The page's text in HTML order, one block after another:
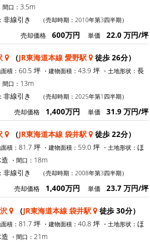
間口： 3.5m
非線引き （売却時期：2010年第3四半期）
売却価格 600万円 単価 22.0 万円/坪
（JR東海道本線 愛野駅 徒歩 26分）
積： 60.5 坪 ・建物面積： 43.9 坪 ・土地形状： 長
間口： 13m
非線引き （売却時期：2025年第1四半期）
売却価格 1,400万円 単価 31.9 万円/坪
（JR東海道本線 袋井駅 徒歩 22分）
積： 81.7 坪 ・建物面積： 59.0 坪 ・土地形状： ほ
・間口： 18m
非線引き （売却時期：2008年第3四半期）
売却価格 1,400万円 単価 23.7 万円/坪
（JR東海道本線 袋井駅 徒歩 30分）
積： 81.7 坪 ・建物面積： 40.8 坪 ・土地形状： ほ
・間口： 21m